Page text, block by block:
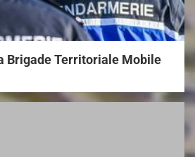
Brigade Territoriale Mobile